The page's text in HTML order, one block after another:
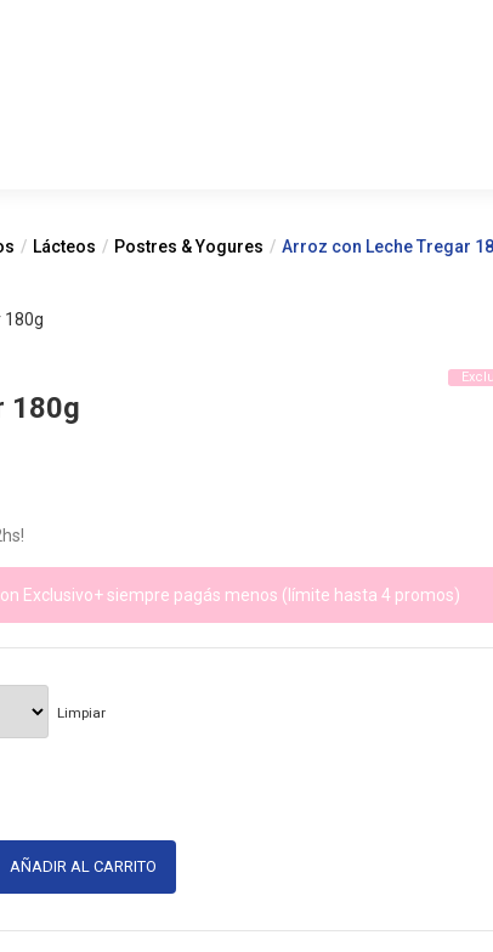
Lácteos Postres & Yogures Arroz con Leche Tregar
180g
Exclusivo+ siempre pagás menos (límite hasta 4 promos)
Limpiar
AÑADIR AL CARRITO